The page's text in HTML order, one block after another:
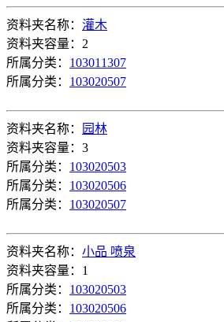
资料夹名称： 灌木
资料夹容量：2
所属分类： 103011307
所属分类： 103020507
资料夹名称：
园林
资料夹容量：3
所属分类： 103020503
所属分类： 103020506
所属分类： 103020507
资料夹名称： 小品 喷泉
资料夹容量：1
所属分类： 103020503
所属分类： 103020506